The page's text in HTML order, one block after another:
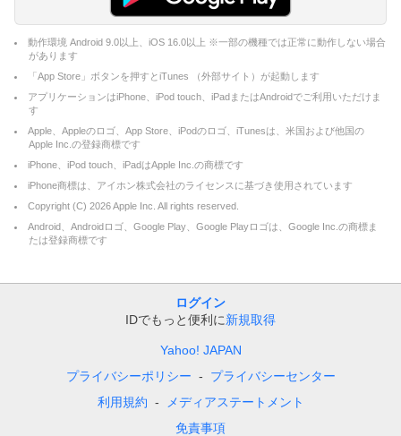
動作環境 Android 9.0以上、iOS 16.0以上 ※一部の機種では正常に動作しない場合
があります
「App Store」ボタンを押すとiTunes （外部サイト）が起動します
アプリケーションはiPhone、iPod touch、iPadまたはAndroidでご利用いただけま
す
Apple、Appleのロゴ、App Store、iPodのロゴ、iTunesは、米国および他国の
Apple Inc.の登録商標です
iPhone、iPod touch、iPadはApple Inc.の商標です
iPhone商標は、アイホン株式会社のライセンスに基づき使用されています
Copyright (C) 2026Apple Inc. All rights reserved.
Android、Androidロゴ、Google Play、Google Playロゴは、Google Inc.の商標ま
たは登録商標です
ログイン
IDでもっと便利に新規取得
Yahoo! JAPAN
プライバシーポリシー
プライバシーセンター
利用規約
メディアステートメント
免責事項